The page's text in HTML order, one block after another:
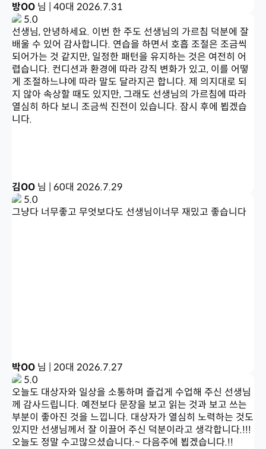
방OO 님 | 40대 2026.7.31
5.0
선생님, 안녕하세요. 이번 한 주도 선생님의 가르침 덕분에 잘
배울 수 있어 감사합니다. 연습을 하면서 호흡 조절은 조금씩
되어가는 것 같지만, 일정한 패턴을 유지하는 것은 여전히 어
렵습니다. 컨디션과 환경에 따라 강직 변화가 있고, 이를 어떻
게 조절하느냐에 따라 말도 달라지곤 합니다. 제 의지대로 되
지 않아 속상할 때도 있지만, 그래도 선생님의 가르침에 따라
열심히 하다 보니 조금씩 진전이 있습니다. 잠시 후에 뵙겠습
니다.
김OO 님 | 60대 2026.7.29
5.0
그냥다 너무좋고 무엇보다도 선생님이너무 재밌고 좋습니다
박OO 님 | 20대 2026.7.27
5.0
오늘도 대상자와 일상을 소통하며 즐겁게 수업해 주신 선생님
께 감사드립니다. 예전보다 문장을 보고 읽는 것과 보고 쓰는
부분이 좋아진 것을 느낍니다. 대상자가 열심히 노력하는 것도
있지만 선생님께서 잘 이끌어 주신 덕분이라고 생각합니다.!!!
오늘도 정말 수고많으셨습니다.~ 다음주에 뵙겠습니다.!!